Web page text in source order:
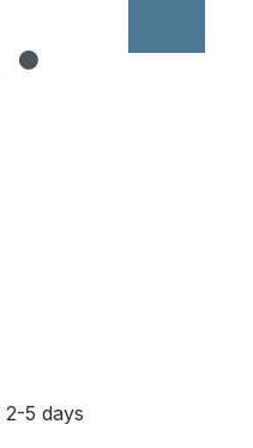
2-5 days